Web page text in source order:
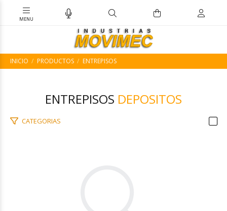
INICIO PRODUCTOS ENTREPISOS
ENTREPISOS DEPOSITOS
CATEGORIAS